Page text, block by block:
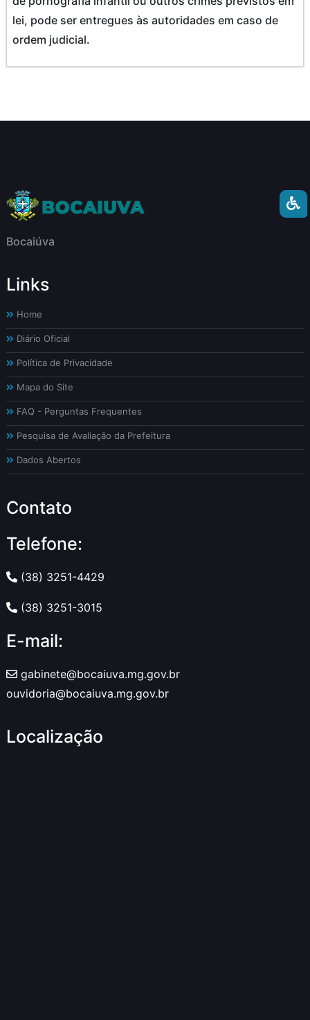
lei, pode ser entregues às autoridades em caso de
ordem judicial.
Bocaiúva
Links
Home
Diário Oficial
Política de Privacidade
Mapa do Site
FAQ - Perguntas Frequentes
Pesquisa de Avaliação da Prefeitura
Dados Abertos
Contato
Telefone:
(38) 3251-4429
(38) 3251-3015
E-mail:
gabinete@bocaiuva.mg.gov.br
ouvidoria@bocaiuva.mg.gov.br
Localização